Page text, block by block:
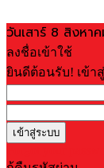
วันเสาร์ 8 สิงหา
ลงชื่อเข้าใช้
ยินดีต้อนรับ! เข้